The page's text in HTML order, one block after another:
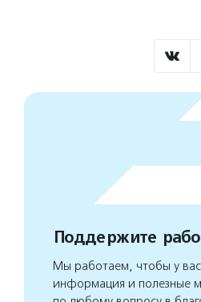
Поддержите
Мы работаем, чтобы у вас
информация и полезные